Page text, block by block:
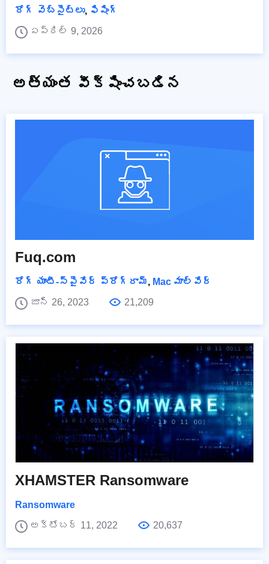
రోగ్ వెబ్‌సైట్‌లు, ఫిషింగ్
ఏప్రిల్ 9, 2026
అత్యంత వీక్షించబడిన
Fuq.com
రోగ్ యాంటీ-స్పైవేర్ ప్రోగ్రామ్, Mac మాల్వేర్
జూన్ 26, 2023
21,209
XHAMSTER Ransomware
Ransomware
అక్టోబర్ 11, 2022
20,637